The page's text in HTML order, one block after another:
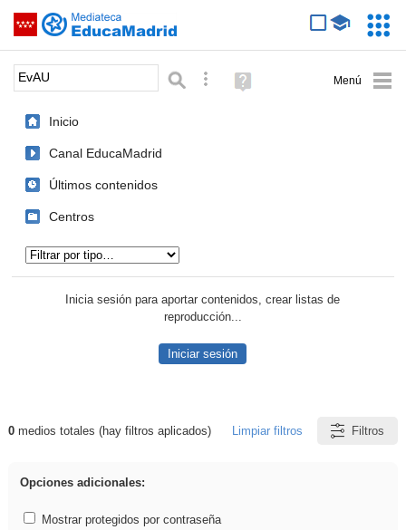
Saltar navegación
Palabra o frase: Búsqueda avanzada
Ayuda
(en
Inicio
Canal EducaMadrid
Últimos contenidos
Centros
Inicia sesión para aportar contenidos, crear listas de
reproducción...
Iniciar sesión
Resultados de: EvAU
0medios totales (hay filtros aplicados) Limpiar filtros Filtros
Opciones adicionales:
Mostrar protegidos por contraseña